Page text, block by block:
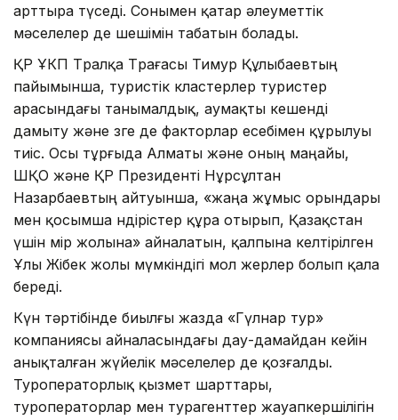
арттыра түседі. Сонымен қатар әлеуметтік
мәселелер де шешімін табатын болады.
ҚР ҰКП Төралқа Төрағасы Тимур Құлыбаевтың
пайымынша, туристік кластерлер туристер
арасындағы танымалдық, аумақты кешенді
дамыту және өзге де факторлар есебімен құрылуы
тиіс. Осы тұрғыда Алматы және оның маңайы,
ШҚО және ҚР Президенті Нұрсұлтан
Назарбаевтың айтуынша, «жаңа жұмыс орындары
мен қосымша өндірістер құра отырып, Қазақстан
үшін өмір жолына» айналатын, қалпына келтірілген
Ұлы Жібек жолы мүмкіндігі мол жерлер болып қала
береді.
Күн тәртібінде биылғы жазда «Гүлнар тур»
компаниясы айналасындағы дау-дамайдан кейін
анықталған жүйелік мәселелер де қозғалды.
Туроператорлық қызмет шарттары,
туроператорлар мен турагенттер жауапкершілігін